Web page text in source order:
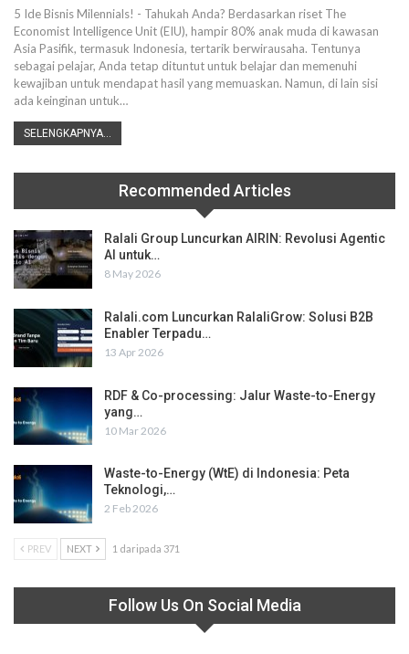
5 Ide Bisnis Milennials! - Tahukah Anda? Berdasarkan riset The
Economist Intelligence Unit (EIU), hampir 80% anak muda di kawasan
Asia Pasifik, termasuk Indonesia, tertarik berwirausaha. Tentunya
sebagai pelajar, Anda tetap dituntut untuk belajar dan memenuhi
kewajiban untuk mendapat hasil yang memuaskan. Namun, di lain sisi
ada keinginan untuk…
SELENGKAPNYA...
Recommended Articles
Ralali Group Luncurkan AIRIN: Revolusi Agentic
AI untuk…
8 May 2026
Ralali.com Luncurkan RalaliGrow: Solusi B2B
Enabler Terpadu…
13 Apr 2026
RDF & Co-processing: Jalur Waste-to-Energy
yang…
10 Mar 2026
Waste-to-Energy (WtE) di Indonesia: Peta
Teknologi,…
2 Feb 2026
PREV NEXT 1 daripada 371
Follow Us On Social Media